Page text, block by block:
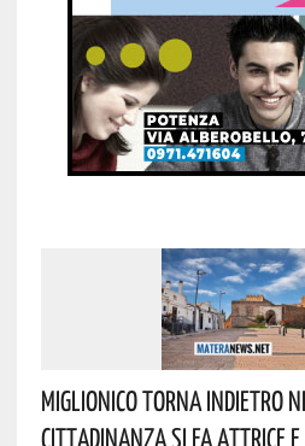
Miglionico Torna Indietro
Cittadinanza Si Fa Attrice